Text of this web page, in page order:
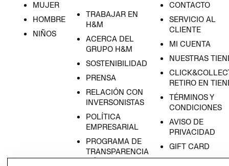
MUJER
HOMBRE
NIÑOS
TRABAJAR EN
H&M
ACERCA DEL
GRUPO H&M
SOSTENIBILIDAD
PRENSA
RELACIÓN CON
INVERSONISTAS
POLÍTICA
EMPRESARIAL
PROGRAMA DE
TRANSPARENCIA
CONTACTO
SERVICIO AL
CLIENTE
MI CUENTA
NUESTRAS
RETIRO EN
TÉRMINOS Y
CONDICIONES
AVISO DE
PRIVACIDAD
GIFT CARD
AVISO DE